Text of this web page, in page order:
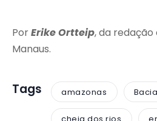
PorErike Ortteip, da redação
Manaus.
Tags amazonas
cheia dos rios